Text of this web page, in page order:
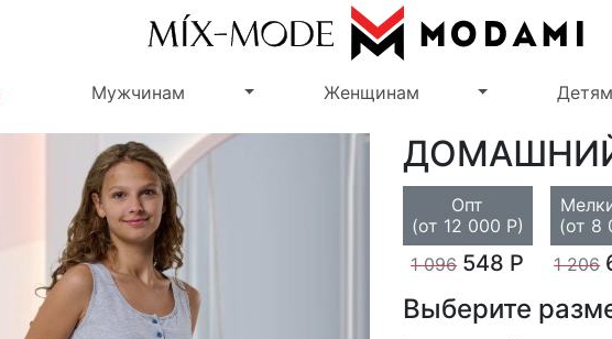
Мужчинам Переключить выпадающее меню
Женщинам Переключить
Детям
Опт
(от 12 000 Р)
1 096548 Р
(от 8
1 206
Выберите